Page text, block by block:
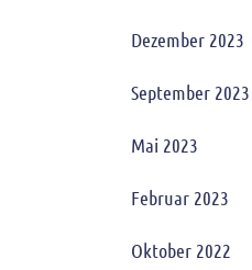
Dezember 2023
September 2023
Mai 2023
Februar 2023
Oktober 2022